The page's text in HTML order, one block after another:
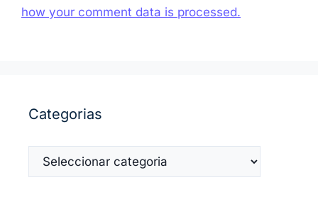
how your comment data is processed.
Categorias
Categorias